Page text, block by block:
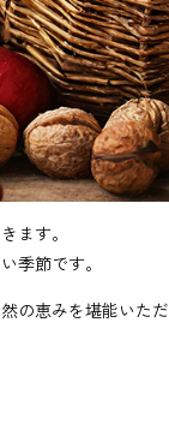
ます。
季節です。
の恵みを堪能いただ